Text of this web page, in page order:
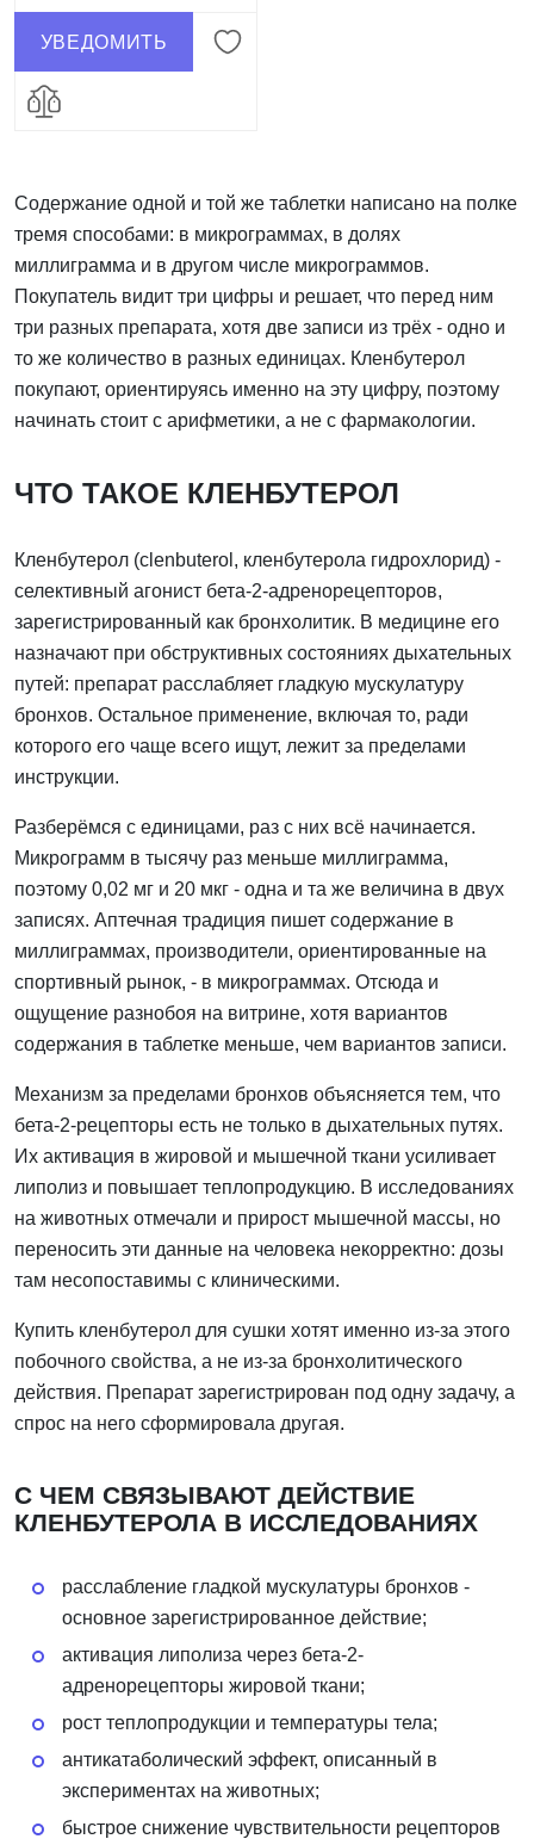
УВЕДОМИТЬ
Содержание одной и той же таблетки написано на полке
тремя способами: в микрограммах, в долях
миллиграмма и в другом числе микрограммов.
Покупатель видит три цифры и решает, что перед ним
три разных препарата, хотя две записи из трёх - одно и
то же количество в разных единицах. Кленбутерол
покупают, ориентируясь именно на эту цифру, поэтому
начинать стоит с арифметики, а не с фармакологии.
ЧТО ТАКОЕ КЛЕНБУТЕРОЛ
Кленбутерол (clenbuterol, кленбутерола гидрохлорид) -
селективный агонист бета-2-адренорецепторов,
зарегистрированный как бронхолитик. В медицине его
назначают при обструктивных состояниях дыхательных
путей: препарат расслабляет гладкую мускулатуру
бронхов. Остальное применение, включая то, ради
которого его чаще всего ищут, лежит за пределами
инструкции.
Разберёмся с единицами, раз с них всё начинается.
Микрограмм в тысячу раз меньше миллиграмма,
поэтому 0,02 мг и 20 мкг - одна и та же величина в двух
записях. Аптечная традиция пишет содержание в
миллиграммах, производители, ориентированные на
спортивный рынок, - в микрограммах. Отсюда и
ощущение разнобоя на витрине, хотя вариантов
содержания в таблетке меньше, чем вариантов записи.
Механизм за пределами бронхов объясняется тем, что
бета-2-рецепторы есть не только в дыхательных путях.
Их активация в жировой и мышечной ткани усиливает
липолиз и повышает теплопродукцию. В исследованиях
на животных отмечали и прирост мышечной массы, но
переносить эти данные на человека некорректно: дозы
там несопоставимы с клиническими.
Купить кленбутерол для сушки хотят именно из-за этого
побочного свойства, а не из-за бронхолитического
действия. Препарат зарегистрирован под одну задачу, а
спрос на него сформировала другая.
С ЧЕМ СВЯЗЫВАЮТ ДЕЙСТВИЕ
КЛЕНБУТЕРОЛА В ИССЛЕДОВАНИЯХ
расслабление гладкой мускулатуры бронхов -
основное зарегистрированное действие;
активация липолиза через бета-2-
адренорецепторы жировой ткани;
рост теплопродукции и температуры тела;
антикатаболический эффект, описанный в
экспериментах на животных;
быстрое снижение чувствительности рецепторов